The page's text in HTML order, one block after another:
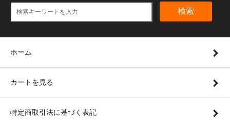
検索
ホーム
カートを見る
特定商取引法に基づく表記